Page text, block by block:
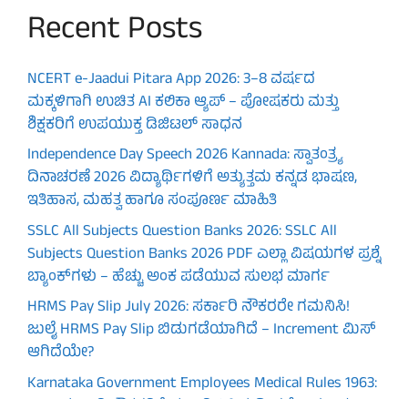
Recent Posts
NCERT e-Jaadui Pitara App 2026: 3–8 ವರ್ಷದ
ಮಕ್ಕಳಿಗಾಗಿ ಉಚಿತ AI ಕಲಿಕಾ ಆ್ಯಪ್ – ಪೋಷಕರು ಮತ್ತು
ಶಿಕ್ಷಕರಿಗೆ ಉಪಯುಕ್ತ ಡಿಜಿಟಲ್ ಸಾಧನ
Independence Day Speech 2026 Kannada: ಸ್ವಾತಂತ್ರ್ಯ
ದಿನಾಚರಣೆ 2026 ವಿದ್ಯಾರ್ಥಿಗಳಿಗೆ ಅತ್ಯುತ್ತಮ ಕನ್ನಡ ಭಾಷಣ,
ಇತಿಹಾಸ, ಮಹತ್ವ ಹಾಗೂ ಸಂಪೂರ್ಣ ಮಾಹಿತಿ
SSLC All Subjects Question Banks 2026: SSLC All
Subjects Question Banks 2026 PDF ಎಲ್ಲಾ ವಿಷಯಗಳ ಪ್ರಶ್ನೆ
ಬ್ಯಾಂಕ್‌ಗಳು – ಹೆಚ್ಚು ಅಂಕ ಪಡೆಯುವ ಸುಲಭ ಮಾರ್ಗ
HRMS Pay Slip July 2026: ಸರ್ಕಾರಿ ನೌಕರರೇ ಗಮನಿಸಿ!
ಜುಲೈ HRMS Pay Slip ಬಿಡುಗಡೆಯಾಗಿದೆ – Increment ಮಿಸ್
ಆಗಿದೆಯೇ?
Karnataka Government Employees Medical Rules 1963: